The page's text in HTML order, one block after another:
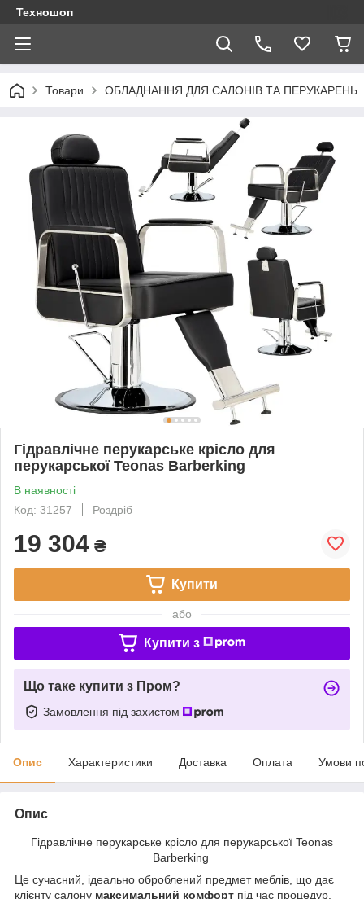
Техношоп
Товари ОБЛАДНАННЯ ДЛЯ САЛОНІВ ТА ПЕРУКАРЕНЬ
Гідравлічне перукарське крісло для
перукарської Teonas Barberking
В наявності
Код: 31257
Роздріб
19 304 ₴
Купити
або
Купити з
Що таке купити з Пром?
Замовлення під захистом
Опис Характеристики Доставка Оплата Умови
Опис
Гідравлічне перукарське крісло для перукарської Teonas
Barberking
Це сучасний, ідеально оброблений предмет меблів, що дає
клієнту салону максимальний комфорт під час процедур.